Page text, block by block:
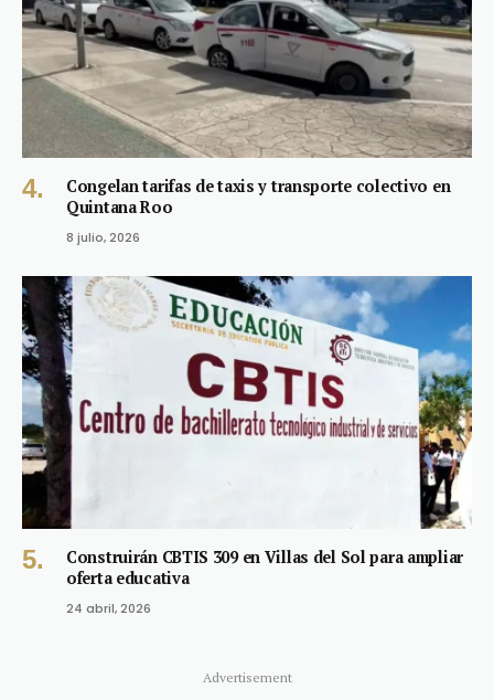
Congelan tarifas de taxis y transporte colectivo en
Quintana Roo
8 julio, 2026
Construirán CBTIS 309 en Villas del Sol para ampliar
oferta educativa
24 abril, 2026
Advertisement